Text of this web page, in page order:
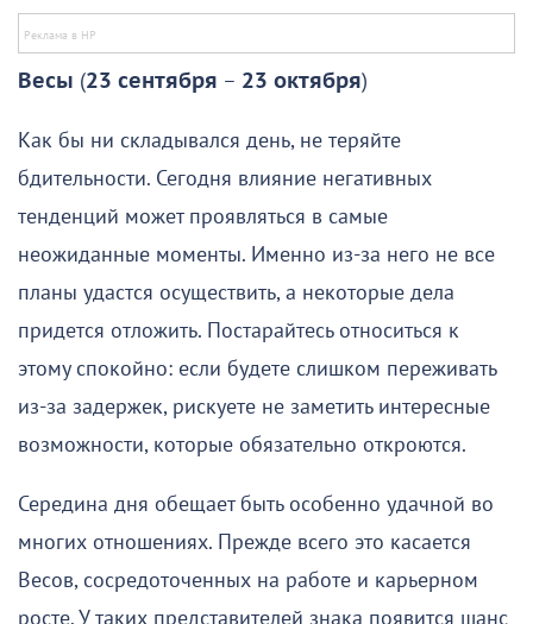
Весы (23 сентября – 23 октября)
Как бы ни складывался день, не теряйте
бдительности. Сегодня влияние негативных
тенденций может проявляться в самые
неожиданные моменты. Именно из-за него не все
планы удастся осуществить, а некоторые дела
придется отложить. Постарайтесь относиться к
этому спокойно: если будете слишком переживать
из-за задержек, рискуете не заметить интересные
возможности, которые обязательно откроются.
Середина дня обещает быть особенно удачной во
многих отношениях. Прежде всего это касается
Весов, сосредоточенных на работе и карьерном
росте. У таких представителей знака появится шанс